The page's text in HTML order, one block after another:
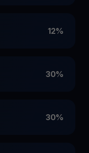
12%
30%
30%